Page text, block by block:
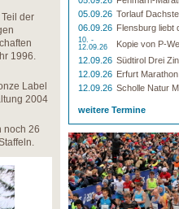
der
1996.
Label
2004
noch 26
05.09.26 Torlauf
06.09.26 Flensburg liebt
10. -
12.09.26
Kopie von P-
12.09.26 Südtirol Drei
12.09.26 Erfurt Marathon
12.09.26 Scholle Natur
weitere Termine